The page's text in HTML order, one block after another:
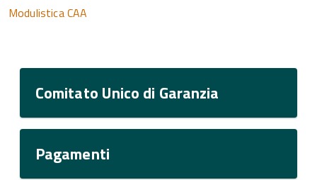
Modulistica CAA
Comitato Unico di Garanzia
Pagamenti